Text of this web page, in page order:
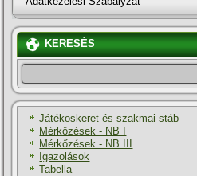
KERESÉS
Játékoskeret és szakmai stáb
Mérkőzések - NB I
Mérkőzések - NB III
Igazolások
Tabella